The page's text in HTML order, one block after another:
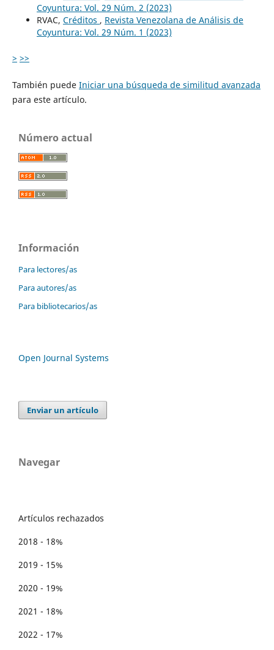
Coyuntura: Vol. 29 Núm. 2 (2023)
RVAC, Créditos , Revista Venezolana de Análisis de
Coyuntura: Vol. 29 Núm. 1 (2023)
> >>
También puede Iniciar una búsqueda de similitud avanzada
para este artículo.
Número actual
Información
Para lectores/as
Para autores/as
Para bibliotecarios/as
Open Journal Systems
Enviar un artículo
Navegar
Artículos rechazados
2018 - 18%
2019 - 15%
2020 - 19%
2021 - 18%
2022 - 17%